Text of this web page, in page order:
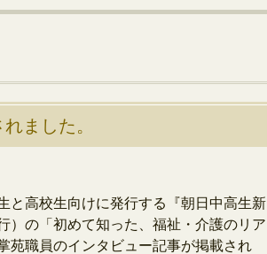
ました。
と高校生向けに発行する『朝日中高生新
）の「初めて知った、福祉・介護のリア
苑職員のインタビュー記事が掲載され